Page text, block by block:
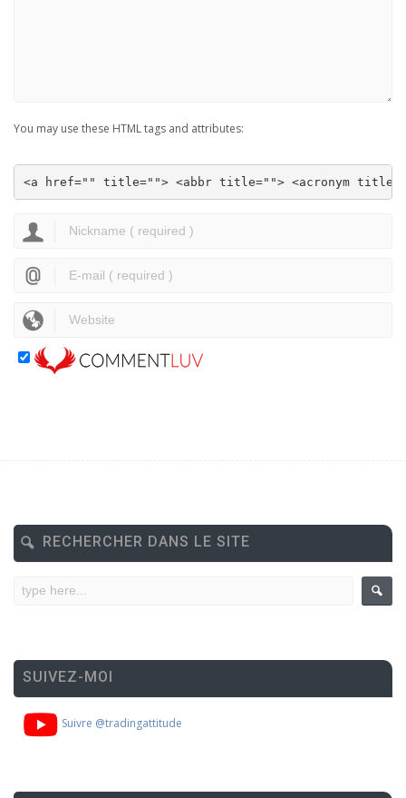
You may use these HTML tags and attributes:
<a href="" title=""> <abbr title=""> <acronym
RECHERCHER DANS LE SITE
SUIVEZ-MOI
Suivre @tradingattitude